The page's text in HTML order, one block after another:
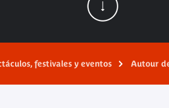
festivales y eventos Autour